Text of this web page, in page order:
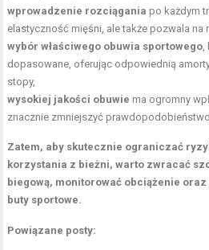
wprowadzenie rozciągania po każdym
elastyczność mięśni, ale także pozwala na
wybór właściwego obuwia sportowego
dopasowane, oferując odpowiednią
stopy,
wysokiej jakości obuwie ma ogromny
znacznie zmniejszyć
Zatem, aby skutecznie ograniczać
korzystania z bieżni, warto zwracać
biegową, monitorować obciążenie
buty sportowe.
Powiązane posty: